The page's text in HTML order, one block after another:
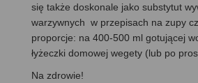
się także doskonale jako substytut
warzywnych w przepisach na zupy
proporcje: na 400-500 ml gotującej
łyżeczki domowej wegety (lub po
Na zdrowie!